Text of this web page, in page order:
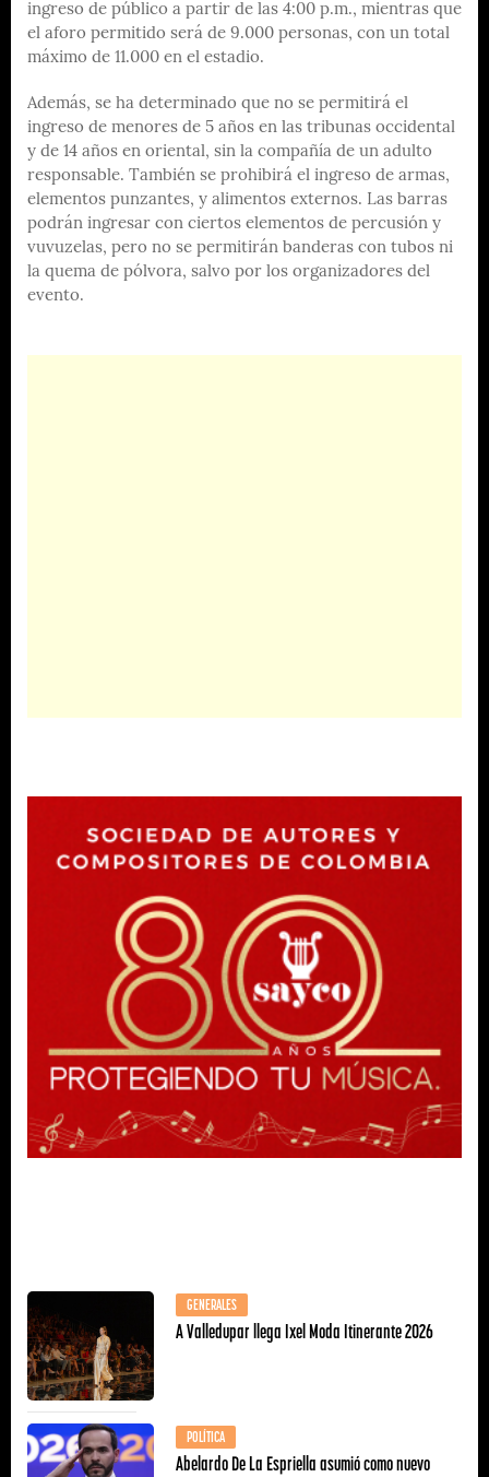
ingreso de público a partir de las 4:00 p.m., mientras que
el aforo permitido será de 9.000 personas, con un total
máximo de 11.000 en el estadio.
Además, se ha determinado que no se permitirá el
ingreso de menores de 5 años en las tribunas occidental
y de 14 años en oriental, sin la compañía de un adulto
responsable. También se prohibirá el ingreso de armas,
elementos punzantes, y alimentos externos. Las barras
podrán ingresar con ciertos elementos de percusión y
vuvuzelas, pero no se permitirán banderas con tubos ni
la quema de pólvora, salvo por los organizadores del
evento.
GENERALES
A Valledupar llega Ixel Moda Itinerante 2026
POLÍTICA
Abelardo De La Espriella asumió como nuevo